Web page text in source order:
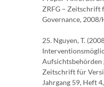
ZRFG – Zeitschrift
Governance, 2008/
25. Nguyen, T.
Aufsichtsbehörden
Zeitschrift für
Jahrgang 59, Heft